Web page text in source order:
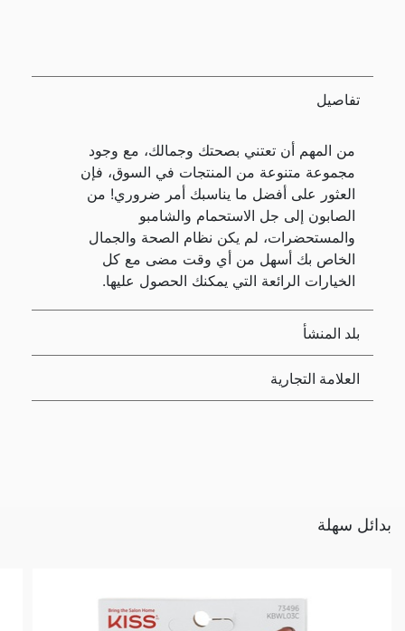
تفاصيل
من المهم أن تعتني بصحتك وجمالك، مع وجود
مجموعة متنوعة من المنتجات في السوق، فإن
العثور على أفضل ما يناسبك أمر ضروري! من
الصابون إلى جل الاستحمام والشامبو
والمستحضرات، لم يكن نظام الصحة والجمال
الخاص بك أسهل من أي وقت مضى مع كل
الخيارات الرائعة التي يمكنك الحصول عليها.
بلد المنشأ
العلامة التجارية
بدائل سهلة